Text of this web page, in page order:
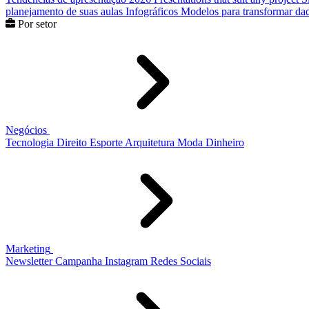
planejamento de suas aulas Infográficos Modelos para transformar
Por setor
Negócios
Tecnologia Direito Esporte Arquitetura Moda Dinheiro
Marketing
Newsletter Campanha Instagram Redes Sociais